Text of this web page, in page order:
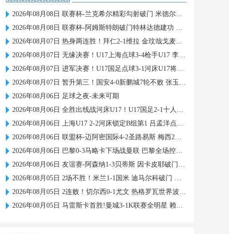
2026年08月08日 联赛杯-兰克希尔精彩勾射破门 米德尔斯堡1-0雷克瑟姆
2026年08月08日 联赛杯-阿姆斯特朗破门特林达德建功 狼队3-0维尔港
2026年08月07日 热身两连胜！拜仁2-1维拉 金玟哉戈麦斯破门迪亚斯替补建功
2026年08月07日 无缘决赛！U17上海点球3-4枪手U17 李秋甫、李文博失点王启戎扑点
2026年08月07日 进军决赛！U17国足点球3-1河床U17将战阿森纳 江宇涵替补两扑点
2026年08月07日 暂升第三！国安4-0新鹏城7轮不败 张玉宁传射达万双响法比奥破门
2026年08月06日 足球之夜-未来可期
2026年08月06日 全胜出线战河床U17！U17国足2-1十人药厂U17 赵松源登场1分钟传射
2026年08月06日 上海U17 2-2河床锁定B组第1 吕孟洋点射阿布力米破门 将战A组第2
2026年08月06日 联盟杯-迈阿密国际4-2圣路易斯 梅西2射1传 阿伦助攻戴帽
2026年08月06日 巴黎0-3马略卡下场战曼联 巴黎全场控球近6成+8射3正未果
2026年08月06日 友谊赛-阿森纳1-3贝蒂斯 因卡皮耶破门难救主 福纳尔斯1射2传
2026年08月05日 2场不胜！米兰1-1国米 迪马尔科破门 恩昆库造点+点射拉莫斯登场
2026年08月05日 2连败！切尔西0-1尤文 热格罗瓦世界波制胜穆德里克时隔614天复出
2026年08月05日 马雷斯卡首胜!曼城3-1K联赛全明星 赖因德斯努里破门塞梅尼奥助攻